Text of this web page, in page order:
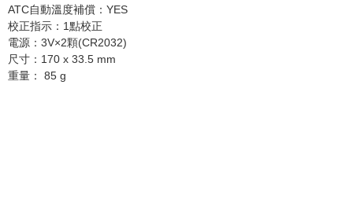
ATC自動溫度補償：YES
校正指示：1點校正
電源：3V×2顆(CR2032)
尺寸：170 x 33.5 mm
重量： 85 g